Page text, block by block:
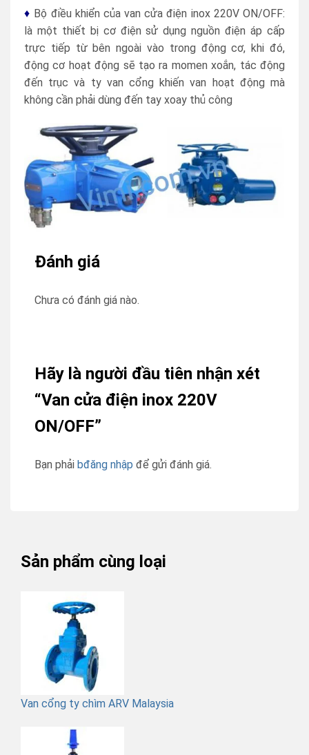
♦ Bộ điều khiển của van cửa điện inox 220V ON/OFF:
là một thiết bị cơ điện sử dụng nguồn điện áp cấp
trực tiếp từ bên ngoài vào trong động cơ, khi đó,
động cơ hoạt động sẽ tạo ra momen xoắn, tác động
đến trục và ty van cổng khiến van hoạt động mà
không cần phải dùng đến tay xoay thủ công
Đánh giá
Chưa có đánh giá nào.
Hãy là người đầu tiên nhận xét
“Van cửa điện inox 220V
ON/OFF”
Bạn phải bđăng nhập để gửi đánh giá.
Sản phẩm cùng loại
Van cổng ty chìm ARV Malaysia